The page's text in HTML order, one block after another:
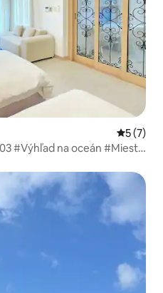
5 (7)
#Výhľad na oceán #Miesto
pomarančovom sade